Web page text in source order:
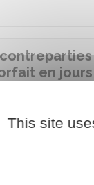
en jours
jours
certain de
renoncer à
d'une
This site